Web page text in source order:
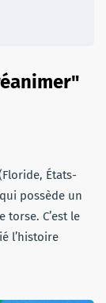
États-
possède un
C’est le
l’histoire